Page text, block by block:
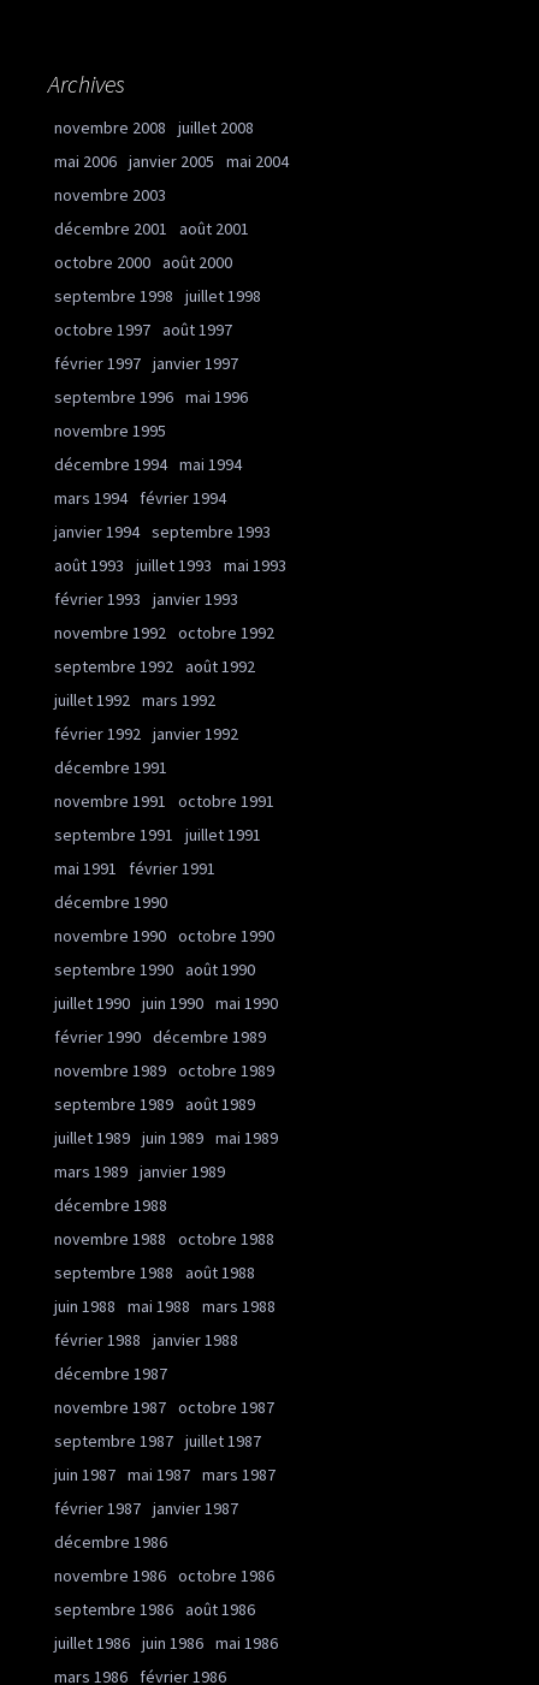
Archives
novembre 2008
juillet 2008
mai 2006 janvier 2005
mai 2004
novembre 2003
décembre 2001
août 2001
octobre 2000 août 2000
septembre 1998
juillet 1998
octobre 1997 août 1997
février 1997 janvier 1997
septembre 1996 mai 1996
novembre 1995
décembre 1994 mai 1994
mars 1994
février 1994
janvier 1994 septembre 1993
août 1993
juillet 1993
mai 1993
février 1993
janvier 1993
novembre 1992 octobre 1992
septembre 1992 août 1992
juillet 1992 mars 1992
février 1992 janvier 1992
décembre 1991
novembre 1991
octobre 1991
septembre 1991
juillet 1991
mai 1991
février 1991
décembre 1990
novembre 1990 octobre 1990
septembre 1990 août 1990
juillet 1990 juin 1990 mai 1990
février 1990 décembre 1989
novembre 1989 octobre 1989
septembre 1989 août 1989
juillet 1989 juin 1989 mai 1989
mars 1989 janvier 1989
décembre 1988
novembre 1988
octobre 1988
septembre 1988
août 1988
juin 1988
mai 1988
mars 1988
février 1988
janvier 1988
décembre 1987
novembre 1987 octobre 1987
septembre 1987 juillet 1987
juin 1987 mai 1987 mars 1987
février 1987 janvier 1987
décembre 1986
novembre 1986 octobre 1986
septembre 1986 août 1986
juillet 1986 juin 1986 mai 1986
mars 1986
février 1986